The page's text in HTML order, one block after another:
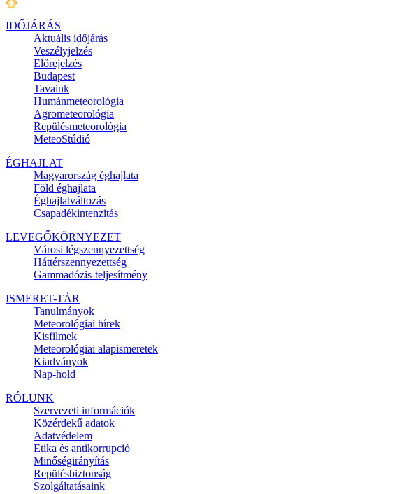
IDŐJÁRÁS
Aktuális időjárás
Veszélyjelzés
Előrejelzés
Budapest
Tavaink
Humánmeteorológia
Agrometeorológia
Repülésmeteorológia
MeteoStúdió
ÉGHAJLAT
Magyarország éghajlata
Föld éghajlata
Éghajlatváltozás
Csapadékintenzitás
LEVEGŐKÖRNYEZET
Városi légszennyezettség
Háttérszennyezettség
Gammadózis-teljesítmény
ISMERET-TÁR
Tanulmányok
Meteorológiai hírek
Kisfilmek
Meteorológiai alapismeretek
Kiadványok
Nap-hold
RÓLUNK
Szervezeti információk
Közérdekű adatok
Adatvédelem
Etika és antikorrupció
Minőségirányítás
Repülésbiztonság
Szolgáltatásaink